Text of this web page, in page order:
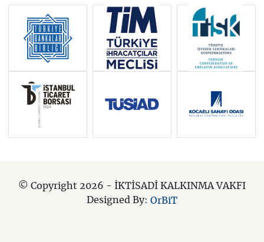
© Copyright 2026 - İKTİSADİ KALKINMA VAKFI
Designed By: OrBiT